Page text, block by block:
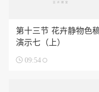
第十三节 花卉静物色
演示七（上）
 09:54